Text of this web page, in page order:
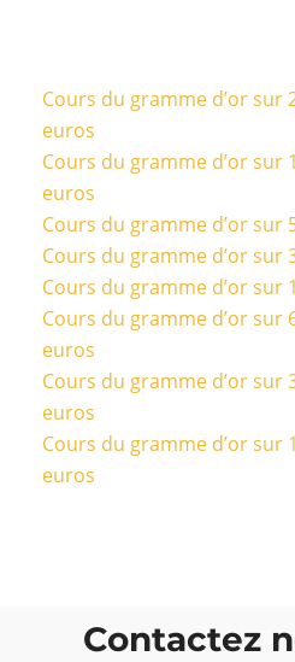
Cours du gramme d’or sur
euros
Cours du gramme d’or sur
euros
Cours du gramme d’or sur
Cours du gramme d’or sur
Cours du gramme d’or sur
Cours du gramme d’or sur
euros
Cours du gramme d’or sur
euros
Cours du gramme d’or sur
euros
Contactez